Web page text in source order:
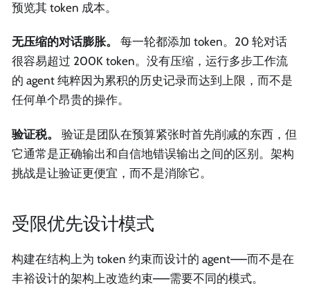
预览其 token 成本。
无压缩的对话膨胀。
每一轮都添加 token。20 轮对话
很容易超过 200K token。没有压缩，运行多步工作流
的 agent 纯粹因为累积的历史记录而达到上限，而不是
任何单个昂贵的操作。
验证税。
验证是团队在预算紧张时首先削减的东西，但
它通常是正确输出和自信地错误输出之间的区别。架构
挑战是让验证更便宜，而不是消除它。
受限优先设计模式
构建在结构上为 token 约束而设计的 agent——而不是在
丰裕设计的架构上改造约束——需要不同的模式。